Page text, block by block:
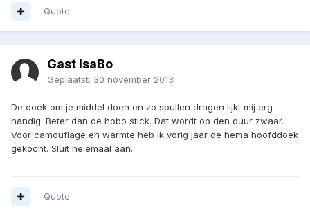
Quote
Gast IsaBo
Geplaatst: 30 november 2013
De doek om je middel doen en zo spullen dragen lijkt mij erg
handig. Beter dan de hobo stick. Dat wordt op den duur zwaar.
Voor camouflage en warmte heb ik vorig jaar de hema hoofddoek
gekocht. Sluit helemaal aan.
Quote